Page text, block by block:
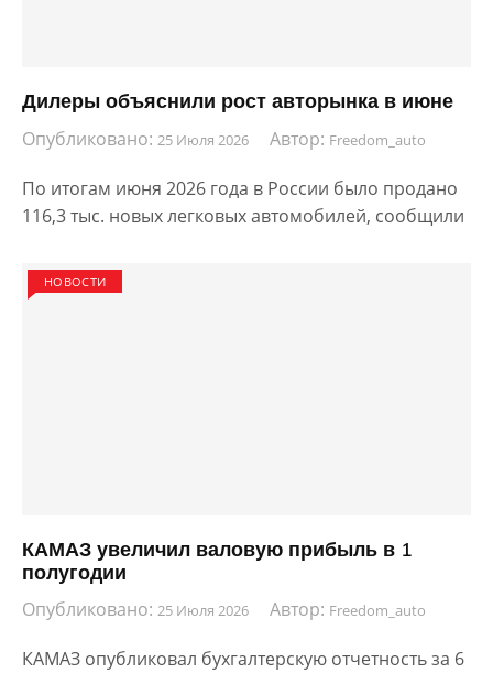
Дилеры объяснили рост авторынка в июне
Опубликовано: 25 Июля 2026 Автор: Freedom_auto
По итогам июня 2026 года в России было продано
116,3 тыс. новых легковых автомобилей, сообщили
НОВОСТИ
КАМАЗ увеличил валовую прибыль в 1
полугодии
Опубликовано: 25 Июля 2026 Автор: Freedom_auto
КАМАЗ опубликовал бухгалтерскую отчетность за 6